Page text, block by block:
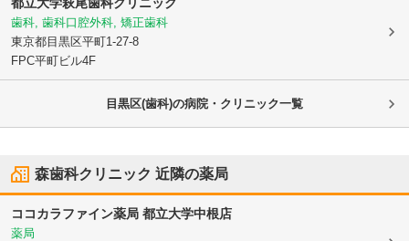
歯科, 歯科口腔外科, 矯正歯科
東京都目黒区平町1-27-8
FPC平町ビル4F
目黒区(歯科)の病院・クリニック一覧
森歯科クリニック 近隣の薬局
ココカラファイン薬局 都立大学中根店
薬局